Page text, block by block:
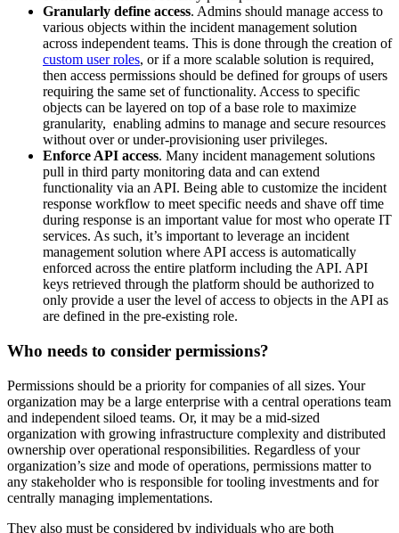
Granularly define access. Admins should manage access to
various objects within the incident management solution
across independent teams. This is done through the creation of
custom user roles, or if a more scalable solution is required,
then access permissions should be defined for groups of users
requiring the same set of functionality. Access to specific
objects can be layered on top of a base role to maximize
granularity, enabling admins to manage and secure resources
without over or under-provisioning user privileges.
Enforce API access. Many incident management solutions
pull in third party monitoring data and can extend
functionality via an API. Being able to customize the incident
response workflow to meet specific needs and shave off time
during response is an important value for most who operate IT
services. As such, it’s important to leverage an incident
management solution where API access is automatically
enforced across the entire platform including the API. API
keys retrieved through the platform should be authorized to
only provide a user the level of access to objects in the API as
are defined in the pre-existing role.
Who needs to consider permissions?
Permissions should be a priority for companies of all sizes. Your
organization may be a large enterprise with a central operations team
and independent siloed teams. Or, it may be a mid-sized
organization with growing infrastructure complexity and distributed
ownership over operational responsibilities. Regardless of your
organization’s size and mode of operations, permissions matter to
any stakeholder who is responsible for tooling investments and for
centrally managing implementations.
They also must be considered by individuals who are both